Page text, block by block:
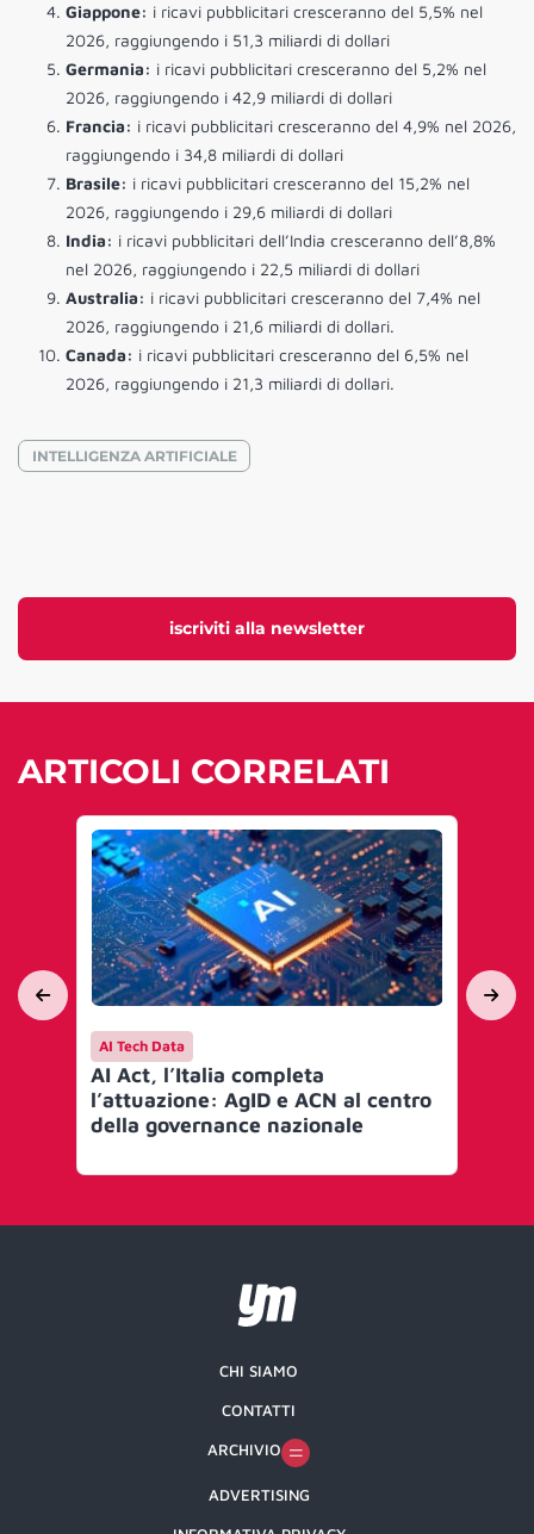
iscriviti alla newsletter
Giappone: i ricavi pubblicitari cresceranno del 5,5% nel
2026, raggiungendo i 51,3 miliardi di dollari
Germania: i ricavi pubblicitari cresceranno del 5,2% nel
2026, raggiungendo i 42,9 miliardi di dollari
Francia: i ricavi pubblicitari cresceranno del 4,9% nel 2026,
raggiungendo i 34,8 miliardi di dollari
Brasile: i ricavi pubblicitari cresceranno del 15,2% nel
2026, raggiungendo i 29,6 miliardi di dollari
India: i ricavi pubblicitari dell’India cresceranno dell’8,8%
nel 2026, raggiungendo i 22,5 miliardi di dollari
Australia: i ricavi pubblicitari cresceranno del 7,4% nel
2026, raggiungendo i 21,6 miliardi di dollari.
Canada: i ricavi pubblicitari cresceranno del 6,5% nel
2026, raggiungendo i 21,3 miliardi di dollari.
INTELLIGENZA ARTIFICIALE
ARTICOLI CORRELATI
AI Tech Data
AI Act, l’Italia completa
l’attuazione: AgID e ACN al centro
della governance nazionale
CHI SIAMO
CONTATTI
ARCHIVIO
ADVERTISING